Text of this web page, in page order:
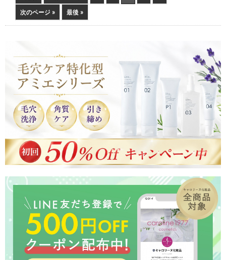
次のページ » 最後 »